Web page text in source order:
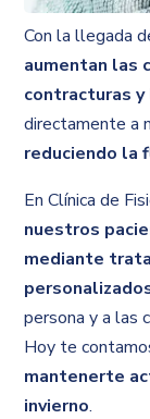
Con la llegada
aumentan las
contracturas
directamente a
reduciendo la
En Clínica de
nuestros
mediante
persona y a las
Hoy te
mantenerte
invierno.